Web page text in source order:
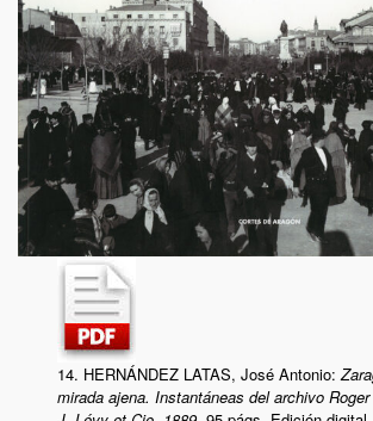
14. HERNÁNDEZ LATAS, José Antonio:
mirada ajena. Instantáneas del archivo